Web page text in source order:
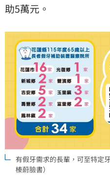
助5萬元。
有假牙需求的長輩，可至特定
榛蔚臉書）